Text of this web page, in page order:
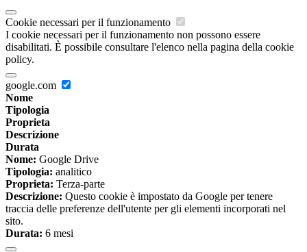
Cookie necessari per il funzionamento
I cookie necessari per il funzionamento non possono essere
disabilitati. È possibile consultare l'elenco nella pagina della cookie
policy.
google.com
Nome
Tipologia
Proprieta
Descrizione
Durata
Nome: Google Drive
Tipologia: analitico
Proprieta: Terza-parte
Descrizione: Questo cookie è impostato da Google per tenere
traccia delle preferenze dell'utente per gli elementi incorporati nel
sito.
Durata: 6 mesi